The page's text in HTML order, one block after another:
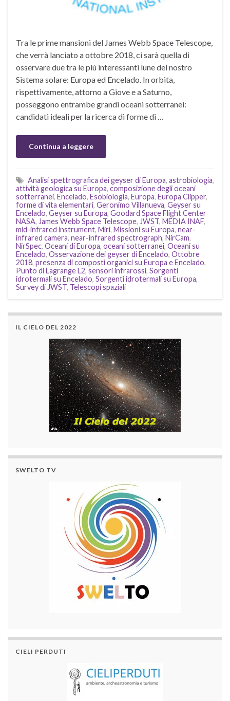
Tra le prime mansioni del James Webb Space Telescope,
che verrà lanciato a ottobre 2018, ci sarà quella di
osservare due tra le più interessanti lune del nostro
Sistema solare: Europa ed Encelado. In orbita,
rispettivamente, attorno a Giove e a Saturno,
posseggono entrambe grandi oceani sotterranei:
candidati ideali per la ricerca di forme di …
Continua a leggere
Analisi spettrografica dei geyser di Europa, astrobiologia,
attività geologica su Europa, composizione degli oceani
sotterranei, Encelado, Esobiologia, Europa, Europa Clipper,
forme di vita elementari, Geronimo Villanueva, Geyser su
Encelado, Geyser su Europa, Goodard Space Flight Center
NASA, James Webb Space Telescope, JWST, MEDIA INAF,
mid-infrared instrument, Miri, Missioni su Europa, near-
infrared camera, near-infrared spectrograph, NirCam,
NirSpec, Oceani di Europa, oceani sotterranei, Oceani su
Encelado, Osservazione dei geyser di Encelado, Ottobre
2018, presenza di composti organici su Europa e Encelado,
Punto di Lagrange L2, sensori infrarossi, Sorgenti
idrotermali su Encelado, Sorgenti idrotermali su Europa,
Survey di JWST, Telescopi spaziali
IL CIELO DEL 2022
SWELTO TV
CIELI PERDUTI